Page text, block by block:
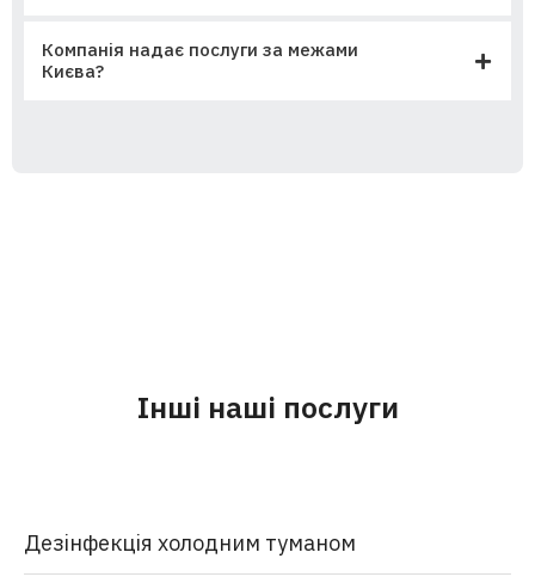
Компанія надає послуги за межами
Києва?
Інші наші послуги
Дезінфекція холодним туманом